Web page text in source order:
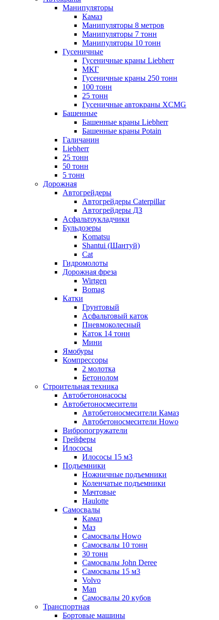
Манипуляторы
Камаз
Манипуляторы 8 метров
Манипуляторы 7 тонн
Манипуляторы 10 тонн
Гусеничные
Гусеничные краны Liebherr
МКГ
Гусеничные краны 250 тонн
100 тонн
25 тонн
Гусеничные автокраны XCMG
Башенные
Башенные краны Liebherr
Башенные краны Potain
Галичанин
Liebherr
25 тонн
50 тонн
5 тонн
Дорожная
Автогрейдеры
Автогрейдеры Caterpillar
Автогрейдеры ДЗ
Асфальтоукладчики
Бульдозеры
Komatsu
Shantui (Шантуй)
Cat
Гидромолоты
Дорожная фреза
Wirtgen
Bomag
Катки
Грунтовый
Асфальтовый каток
Пневмоколесный
Каток 14 тонн
Мини
Ямобуры
Компрессоры
2 молотка
Бетонолом
Строительная техника
Автобетононасосы
Автобетоносмесители
Автобетоносмесители Камаз
Автобетоносмесители Howo
Вибропогружатели
Грейферы
Илососы
Илососы 15 м3
Подъемники
Ножничные подъемники
Коленчатые подъемники
Мачтовые
Haulotte
Самосвалы
Камаз
Маз
Самосвалы Howo
Самосвалы 10 тонн
30 тонн
Самосвалы John Deree
Самосвалы 15 м3
Volvo
Man
Самосвалы 20 кубов
Транспортная
Бортовые машины